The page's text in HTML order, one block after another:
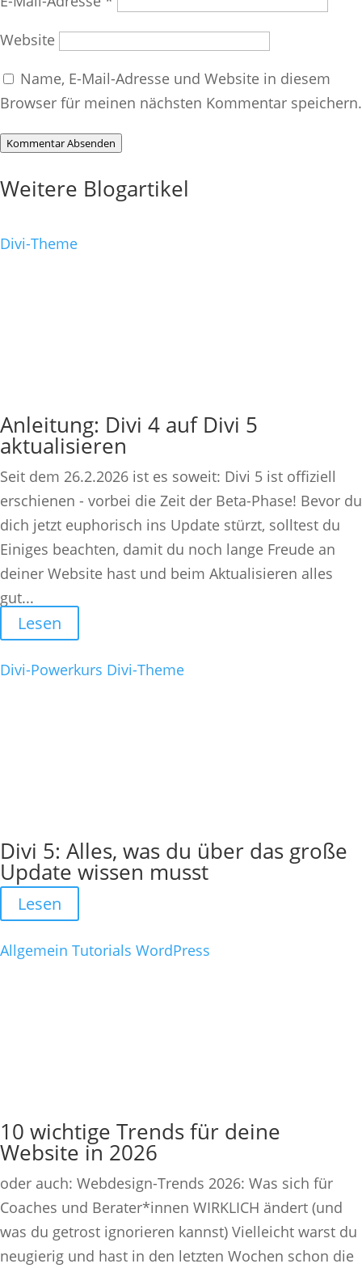
Website
Name, E-Mail-Adresse und Website in diesem
Browser für meinen nächsten Kommentar speichern.
Kommentar Absenden
Weitere Blogartikel
Divi-Theme
Anleitung: Divi 4 auf Divi 5
aktualisieren
Seit dem 26.2.2026 ist es soweit: Divi 5 ist offiziell
erschienen - vorbei die Zeit der Beta-Phase! Bevor du
dich jetzt euphorisch ins Update stürzt, solltest du
Einiges beachten, damit du noch lange Freude an
deiner Website hast und beim Aktualisieren alles
gut...
Lesen
Divi-Powerkurs Divi-Theme
Divi 5: Alles, was du über das große
Update wissen musst
Lesen
Allgemein Tutorials WordPress
10 wichtige Trends für deine
Website in 2026
oder auch: Webdesign-Trends 2026: Was sich für
Coaches und Berater*innen WIRKLICH ändert (und
was du getrost ignorieren kannst) Vielleicht warst du
neugierig und hast in den letzten Wochen schon die